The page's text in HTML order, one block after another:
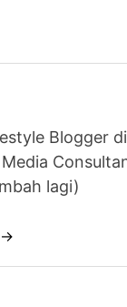
Blogger
lagi)
→